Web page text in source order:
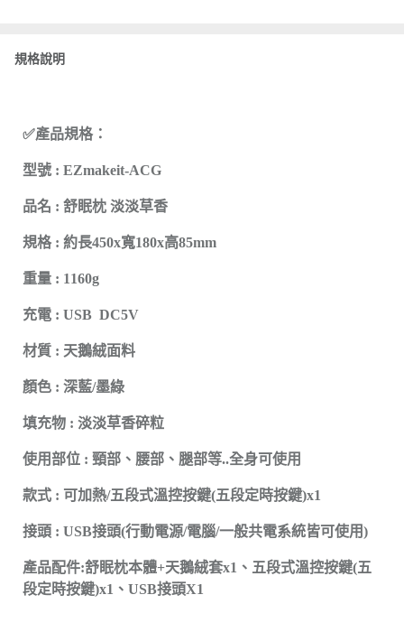
規格說明
✅產品規格：
型號 : EZmakeit-ACG
品名 : 舒眠枕 淡淡草香
規格 : 約長450x寬180x高85mm
重量 : 1160g
充電 : USB DC5V
材質 : 天鵝絨面料
顏色 : 深藍/墨綠
填充物 : 淡淡草香碎粒
使用部位 : 頸部、腰部、腿部等..全身可使用
款式 : 可加熱/五段式溫控按鍵(五段定時按鍵)x1
接頭 : USB接頭(行動電源/電腦/一般共電系統皆可使用)
產品配件:舒眠枕本體+天鵝絨套x1、五段式溫控按鍵(五
段定時按鍵)x1、USB接頭X1